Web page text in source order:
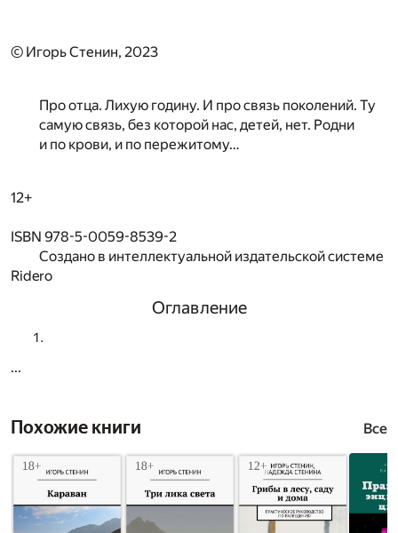
© Игорь Стенин, 2023
Про отца. Лихую годину. И про связь поколений. Ту
самую связь, без которой нас, детей, нет. Родни
и по крови, и по пережитому…
12+
ISBN 978-5-0059-8539-2
Создано в интеллектуальной издательской системе
Ridero
Оглавление
...
Похожие книги Все